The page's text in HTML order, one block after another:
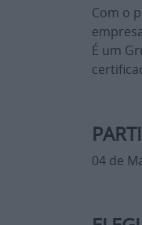
Com o
É um
04 de